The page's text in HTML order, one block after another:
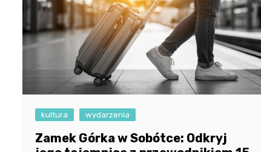
kultura wydarzenia
Zamek Górka w Sobótce: Odkryj